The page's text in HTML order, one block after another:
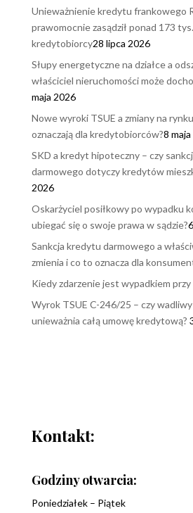
Unieważnienie kredytu frankowego
prawomocnie zasądził ponad 173 tys.
kredytobiorcy28 lipca 2026
Słupy energetyczne na działce a
właściciel nieruchomości może
maja 2026
Nowe wyroki TSUE a zmiany na
oznaczają dla kredytobiorców?8
SKD a kredyt hipoteczny – czy
darmowego dotyczy kredytów
2026
Oskarżyciel posiłkowy po wypadku
ubiegać się o swoje prawa w sądzie?
Sankcja kredytu darmowego a
zmienia i co to oznacza dla
Kiedy zdarzenie jest wypadkiem przy
Wyrok TSUE C-246/25 – czy
unieważnia całą umowę kredytową?
Kontakt:
Godziny otwarcia:
Poniedziałek – Piątek